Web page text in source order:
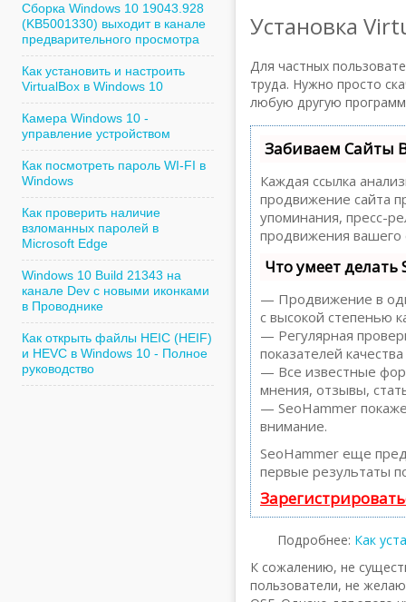
Установка
Для частных
труда. Нужно просто
любую другую
Забиваем Сайты
Каждая ссылка
продвижение сайта
упоминания, пресс-
продвижения вашего
Что умеет делать
— Продвижение в
с высокой степенью
— Регулярная
показателей
— Все известные
мнения, отзывы,
— SeoHammer
внимание.
SeoHammer еще
первые результаты
Подробнее: Как
К сожалению, не
пользователи, не
Сборка Windows 10 19043.928
(KB5001330) выходит в канале
предварительного просмотра
Как установить и настроить
VirtualBox в Windows 10
Камера Windows 10 -
управление устройством
Как посмотреть пароль WI-FI в
Windows
Как проверить наличие
взломанных паролей в
Microsoft Edge
Windows 10 Build 21343 на
канале Dev с новыми иконками
в Проводнике
Как открыть файлы HEIC (HEIF)
и HEVC в Windows 10 - Полное
руководство